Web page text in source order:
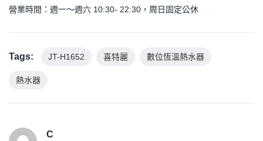
營業時間：週一～週六 10:30- 22:30，周日固定公休
Tags: JT-H1652 喜特麗 數位恆溫熱水器
熱水器
C